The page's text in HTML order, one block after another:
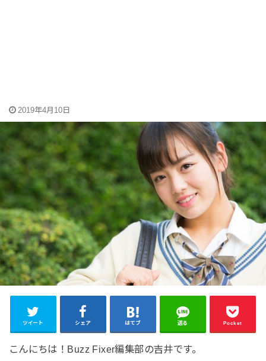
2019年4月10日
ツイート シェア はてブ 送る Pocket
こんにちは！Buzz Fixer編集部の吉井です。